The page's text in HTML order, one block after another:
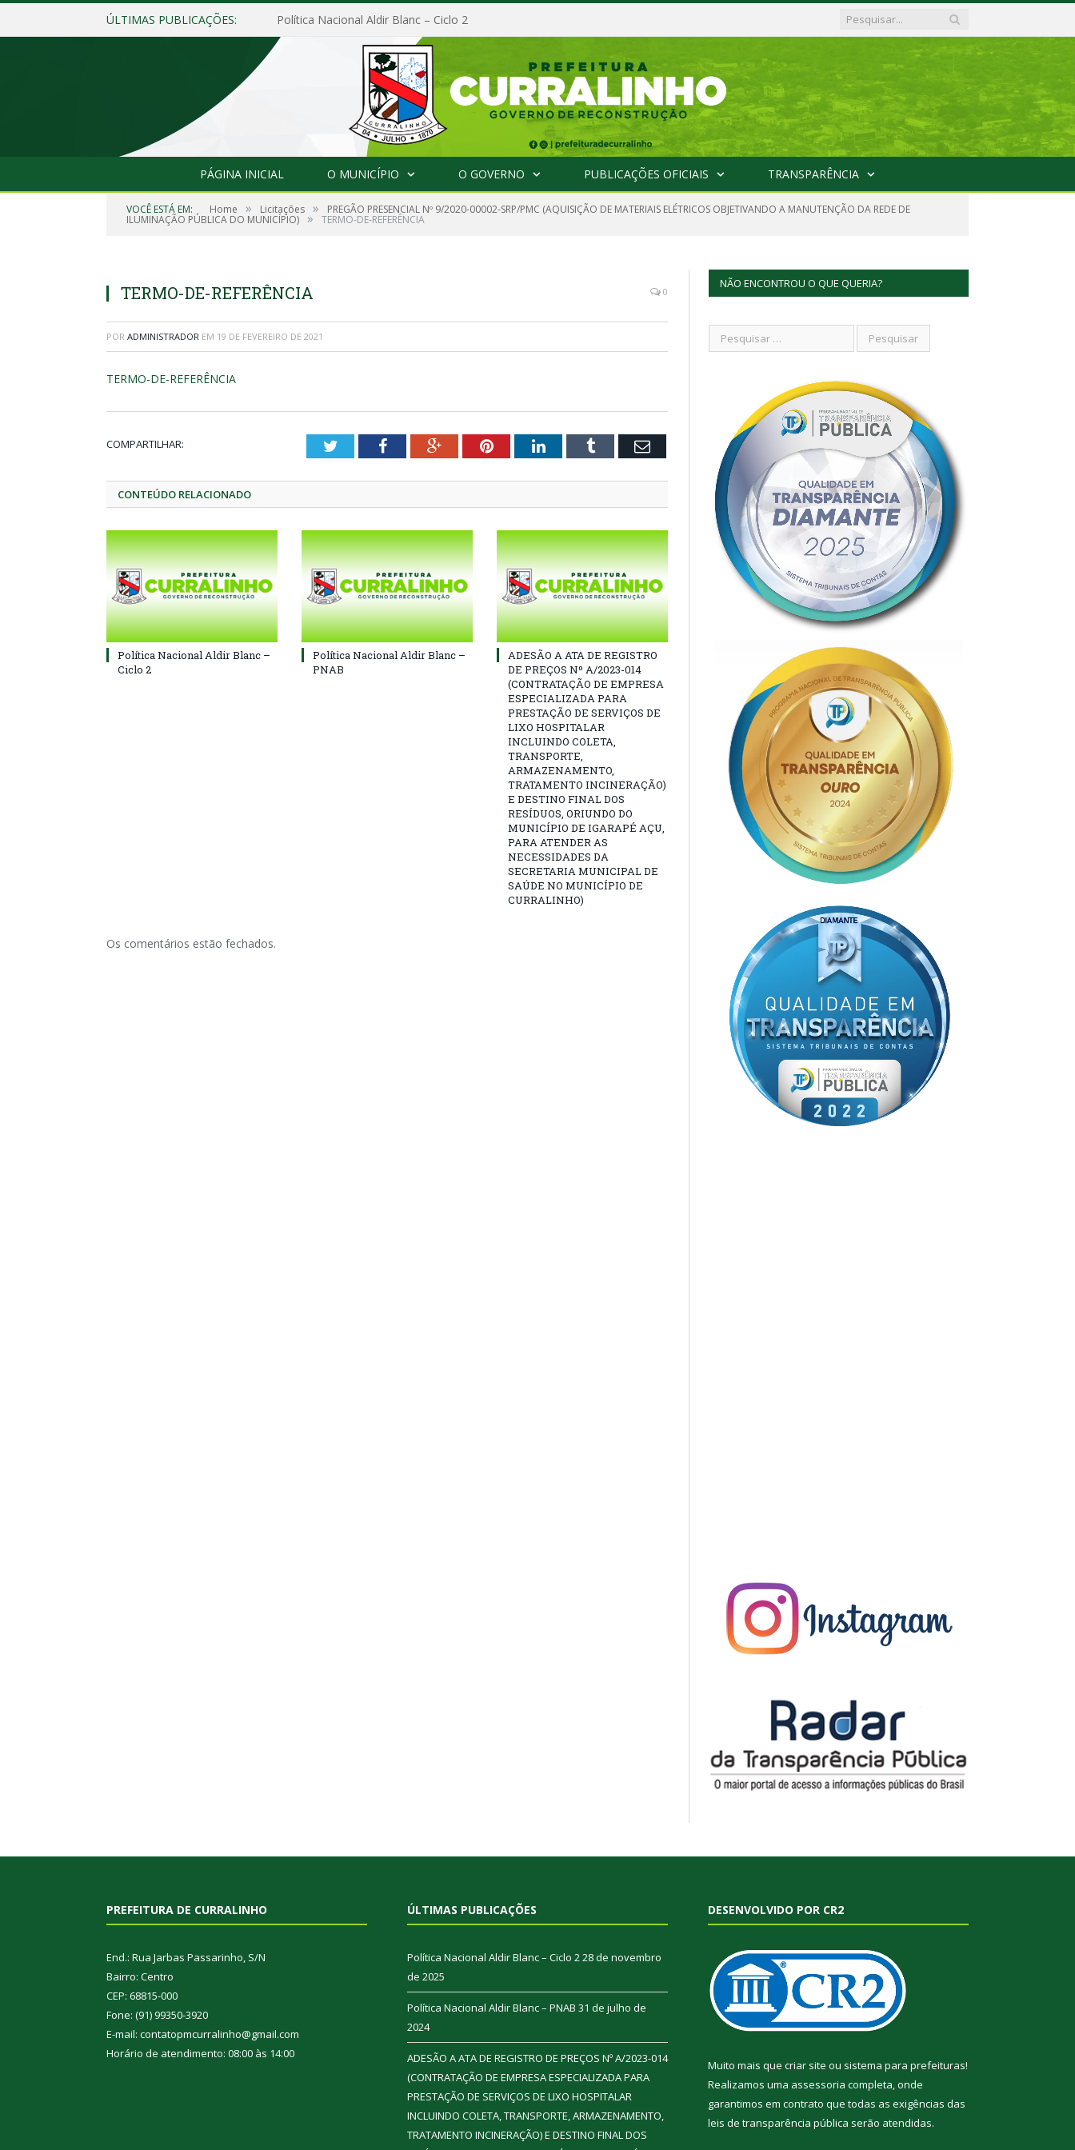
ÚLTIMAS PUBLICAÇÕES: Política Nacional Aldir Blanc – Ciclo 2
PÁGINA INICIAL O MUNICÍPIO O GOVERNO PUBLICAÇÕES OFICIAIS TRANSPARÊNCIA
VOCÊ ESTÁ EM: Home » Licitações » PREGÃO PRESENCIAL Nº 9/2020-00002-SRP/PMC (AQUISIÇÃO DE MATERIAIS ELÉTRICOS OBJETIVANDO A MANUTENÇÃO DA REDE DE
ILUMINAÇÃO PÚBLICA DO MUNICÍPIO) » TERMO-DE-REFERÊNCIA
TERMO-DE-REFERÊNCIA 0
POR ADMINISTRADOR EM 19 DE FEVEREIRO DE 2021
TERMO-DE-REFERÊNCIA
COMPARTILHAR: TwitterFacebookGoogle+PinterestLinkedInTumblr Email
CONTEÚDO RELACIONADO
Política Nacional Aldir Blanc –
Ciclo 2
Política Nacional Aldir Blanc –
PNAB
ADESÃO A ATA DE REGISTRO
DE PREÇOS Nº A/2023-014
(CONTRATAÇÃO DE EMPRESA
ESPECIALIZADA PARA
PRESTAÇÃO DE SERVIÇOS DE
LIXO HOSPITALAR
INCLUINDO COLETA,
TRANSPORTE,
ARMAZENAMENTO,
TRATAMENTO INCINERAÇÃO)
E DESTINO FINAL DOS
RESÍDUOS, ORIUNDO DO
MUNICÍPIO DE IGARAPÉ AÇU,
PARA ATENDER AS
NECESSIDADES DA
SECRETARIA MUNICIPAL DE
SAÚDE NO MUNICÍPIO DE
CURRALINHO)
Os comentários estão fechados.
NÃO ENCONTROU O QUE QUERIA?
PREFEITURA DE CURRALINHO
End.: Rua Jarbas Passarinho, S/N
Bairro: Centro
CEP: 68815-000
Fone: (91) 99350-3920
E-mail: contatopmcurralinho@gmail.com
Horário de atendimento: 08:00 às 14:00
ÚLTIMAS PUBLICAÇÕES
Política Nacional Aldir Blanc – Ciclo 228 de novembro
de 2025
Política Nacional Aldir Blanc – PNAB 31 de julho de
2024
ADESÃO A ATA DE REGISTRO DE PREÇOS Nº A/2023-014
(CONTRATAÇÃO DE EMPRESA ESPECIALIZADA PARA
PRESTAÇÃO DE SERVIÇOS DE LIXO HOSPITALAR
INCLUINDO COLETA, TRANSPORTE, ARMAZENAMENTO,
TRATAMENTO INCINERAÇÃO) E DESTINO FINAL DOS
DESENVOLVIDO POR CR2
Muito mais que criar site ou sistema para prefeituras!
Realizamos uma assessoria completa, onde
garantimos em contrato que todas as exigências das
leis de transparência pública serão atendidas.